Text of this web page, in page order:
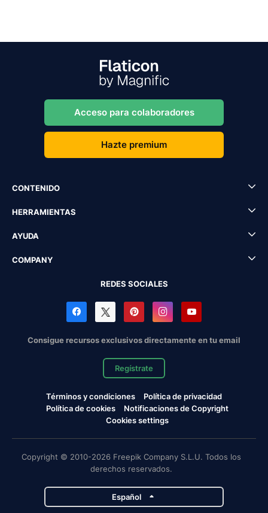
Acceso para colaboradores
Hazte premium
CONTENIDO
HERRAMIENTAS
AYUDA
COMPANY
REDES SOCIALES
Consigue recursos exclusivos directamente en tu email
Regístrate
Términos y condiciones
Política de privacidad
Política de cookies
Notificaciones de Copyright
Cookies settings
Copyright © 2010-2026 Freepik Company S.L.U. Todos los
derechos reservados.
Español